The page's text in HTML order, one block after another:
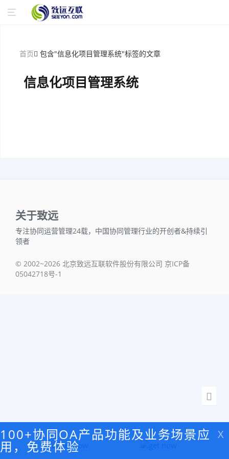
首页 包含"信息化项目管理系统"标签的文章
信息化项目管理系统
100+协同OA产品功能及业务场景应
用，免费体验
X
关于致远
专注协同运营管理24载，中国协同管理行业的开创者&持续引
领者
© 2002~2026 北京致远互联软件股份有限公司 京ICP备
05042718号-1